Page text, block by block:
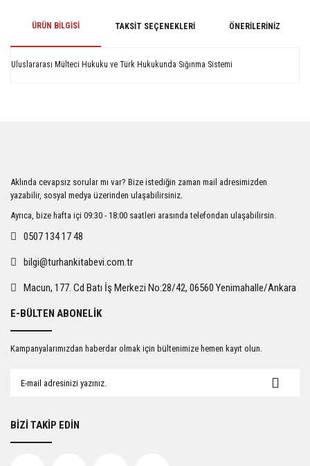
ÜRÜN BILGISI TAKSIT SEÇENEKLERI ÖNERILERINIZ
Uluslararası Mülteci Hukuku ve Türk Hukukunda Sığınma Sistemi
Ürün açıklamasında eksik bilgiler bulunuyor.
Ürün bilgilerinde hatalar bulunuyor.
Ürün fiyatı diğer sitelerden daha pahalı.
Gönder
Aklında cevapsız sorular mı var? Bize istediğin zaman mail adresimizden
yazabilir, sosyal medya üzerinden ulaşabilirsiniz.
Ayrıca, bize hafta içi 09:30 - 18:00 saatleri arasında telefondan ulaşabilirsin.
0507 134 17 48
bilgi@turhankitabevi.com.tr
Macun, 177. Cd Batı İş Merkezi No:28/42, 06560 Yenimahalle/Ankara
E-BÜLTEN ABONELİK
Kampanyalarımızdan haberdar olmak için bültenimize hemen kayıt olun.
BİZİ TAKİP EDİN